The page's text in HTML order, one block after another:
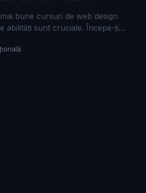
bune cursuri de web design
abilități sunt cruciale. Începe-ți
web cu un curs potrivit acum!